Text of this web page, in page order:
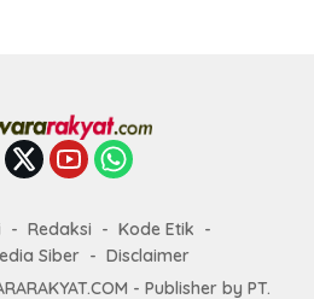
Redaksi
Kode Etik
Siber
Disclaimer
- Publisher by PT.